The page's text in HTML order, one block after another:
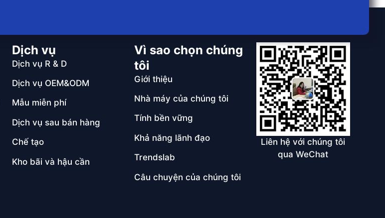
Dịch vụ
Dịch vụ R & D
Dịch vụ OEM&ODM
Mẫu miễn phí
Dịch vụ sau bán hàng
Chế tạo
Kho bãi và hậu cần
Vì sao chọn chúng
tôi
Giới thiệu
Nhà máy của chúng tôi
Tính bền vững
Khả năng lãnh đạo
Trendslab
Câu chuyện của chúng tôi
Liên hệ với chúng tôi
qua WeChat